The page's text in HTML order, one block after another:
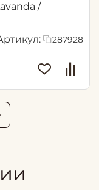
/
287928